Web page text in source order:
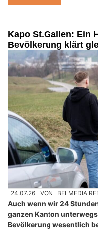
Kapo St.Gallen: Ein
Bevölkerung klärt
24.07.26 VON BELMEDIA
Auch wenn wir 24
ganzen Kanton
Bevölkerung wesentlich